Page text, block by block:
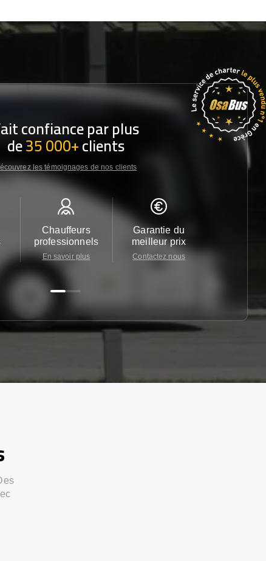
confiance par plus
de35 000+clients
les témoignages de nos clients
Chauffeurs
professionnels
En savoir plus
Garantie du
meilleur prix
Contactez nous